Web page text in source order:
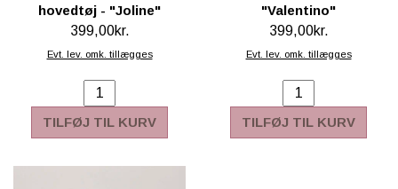
hovedtøj - "Joline"
399,00kr.
Evt. lev. omk. tillægges
TILFØJ TIL KURV
"Valentino"
399,00kr.
Evt. lev. omk. tillægges
TILFØJ TIL KURV